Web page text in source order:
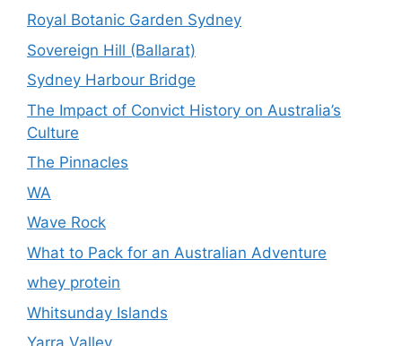
Royal Botanic Garden Sydney
Sovereign Hill (Ballarat)
Sydney Harbour Bridge
The Impact of Convict History on Australia’s
Culture
The Pinnacles
WA
Wave Rock
What to Pack for an Australian Adventure
whey protein
Whitsunday Islands
Yarra Valley